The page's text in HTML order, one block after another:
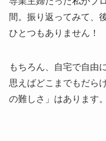
間。振り返ってみて、
ひとつもありません！
もちろん、自宅で自由
思えばどこまでもだら
の難しさ」はあります。